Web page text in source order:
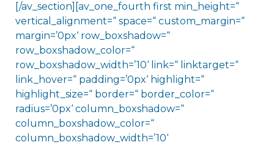
[/av_section][av_one_fourth first min_height=“
vertical_alignment=“ space=“ custom_margin=“
margin=’0px‘ row_boxshadow=“
row_boxshadow_color=“
row_boxshadow_width=’10‘ link=“ linktarget=“
link_hover=“ padding=’0px‘ highlight=“
highlight_size=“ border=“ border_color=“
radius=’0px‘ column_boxshadow=“
column_boxshadow_color=“
column_boxshadow_width=’10‘